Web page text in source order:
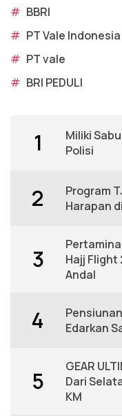
# BBRI
# PT Vale
# PT vale
# BRI PEDULI
1
Miliki
Polisi
2
Program
Harapan
3
Hajj
Andal
4
Edarkan
5
GEAR
Dari
KM